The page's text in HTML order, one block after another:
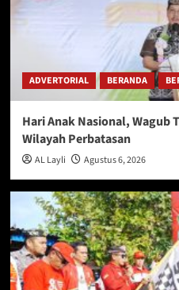
ADVERTORIAL BERANDA
Hari Anak Nasional, Wagub
Wilayah Perbatasan
AL Layli Agustus 6, 2026